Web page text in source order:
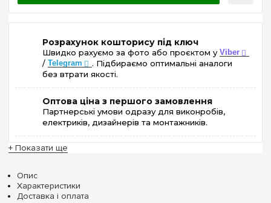
Розрахунок кошторису під ключ
Швидко рахуємо за фото або проєктом у Viber
/ Telegram
. Підбираємо оптимальні аналоги
без втрати якості.
Оптова ціна з першого замовлення
Партнерські умови одразу для виконробів,
електриків, дизайнерів та монтажників.
+ Показати ще
Опис
Характеристики
Доставка і оплата